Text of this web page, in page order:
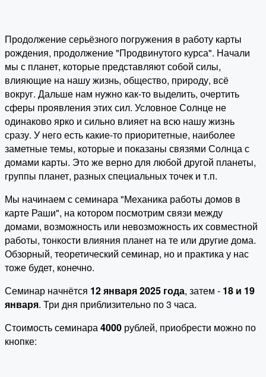
Продолжение серьёзного погружения в работу карты
рождения, продолжение "Продвинутого курса". Начали
мы с планет, которые представляют собой силы,
влияющие на нашу жизнь, общество, природу, всё
вокруг. Дальше нам нужно как-то выделить, очертить
сферы проявления этих сил. Условное Солнце не
одинаково ярко и сильно влияет на всю нашу жизнь
сразу. У него есть какие-то приоритетные, наиболее
заметные темы, которые и показаны связями Солнца с
домами карты. Это же верно для любой другой планеты,
группы планет, разных специальных точек и т.п.
Мы начинаем с семинара "Механика работы домов в
карте Раши", на котором посмотрим связи между
домами, возможность или невозможность их совместной
работы, тонкости влияния планет на те или другие дома.
Обзорный, теоретический семинар, но и практика у нас
тоже будет, конечно.
Семинар начнётся 12 января 2025 года, затем - 18 и 19
января. Три дня приблизительно по 3 часа.
Стоимость семинара4000 рублей, приобрести можно по
кнопке: